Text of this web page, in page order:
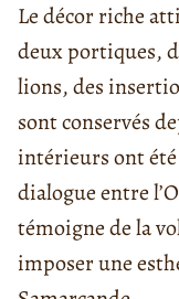
Le décor riche
deux portiques,
lions, des
sont conservés
intérieurs ont été
dialogue entre
témoigne de la
imposer une